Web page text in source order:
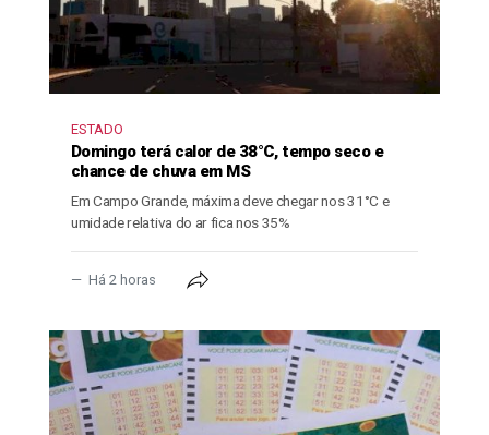
ESTADO
Domingo terá calor de 38°C, tempo seco e
chance de chuva em MS
Em Campo Grande, máxima deve chegar nos 31°C e
umidade relativa do ar fica nos 35%
Há 2 horas